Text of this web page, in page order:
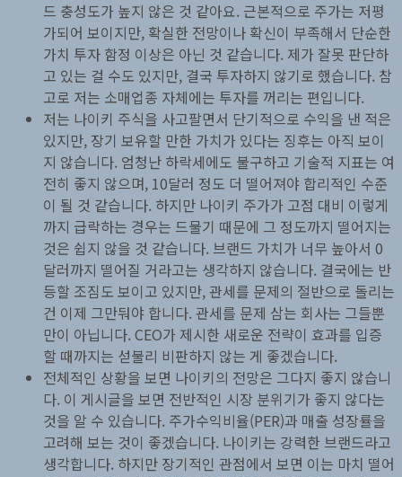
드 충성도가 높지 않은 것 같아요. 근본적으로 주가는 저평
가되어 보이지만, 확실한 전망이나 확신이 부족해서 단순한
가치 투자 함정 이상은 아닌 것 같습니다. 제가 잘못 판단하
고 있는 걸 수도 있지만, 결국 투자하지 않기로 했습니다. 참
고로 저는 소매업종 자체에는 투자를 꺼리는 편입니다.
저는 나이키 주식을 사고팔면서 단기적으로 수익을 낸 적은
있지만, 장기 보유할 만한 가치가 있다는 징후는 아직 보이
지 않습니다. 엄청난 하락세에도 불구하고 기술적 지표는 여
전히 좋지 않으며, 10달러 정도 더 떨어져야 합리적인 수준
이 될 것 같습니다. 하지만 나이키 주가가 고점 대비 이렇게
까지 급락하는 경우는 드물기 때문에 그 정도까지 떨어지는
것은 쉽지 않을 것 같습니다. 브랜드 가치가 너무 높아서 0
달러까지 떨어질 거라고는 생각하지 않습니다. 결국에는 반
등할 조짐도 보이고 있지만, 관세를 문제의 절반으로 돌리는
건 이제 그만둬야 합니다. 관세를 문제 삼는 회사는 그들뿐
만이 아닙니다. CEO가 제시한 새로운 전략이 효과를 입증
할 때까지는 섣불리 비판하지 않는 게 좋겠습니다.
전체적인 상황을 보면 나이키의 전망은 그다지 좋지 않습니
다. 이 게시글을 보면 전반적인 시장 분위기가 좋지 않다는
것을 알 수 있습니다. 주가수익비율(PER)과 매출 성장률을
고려해 보는 것이 좋겠습니다. 나이키는 강력한 브랜드라고
생각합니다. 하지만 장기적인 관점에서 보면 이는 마치 떨어